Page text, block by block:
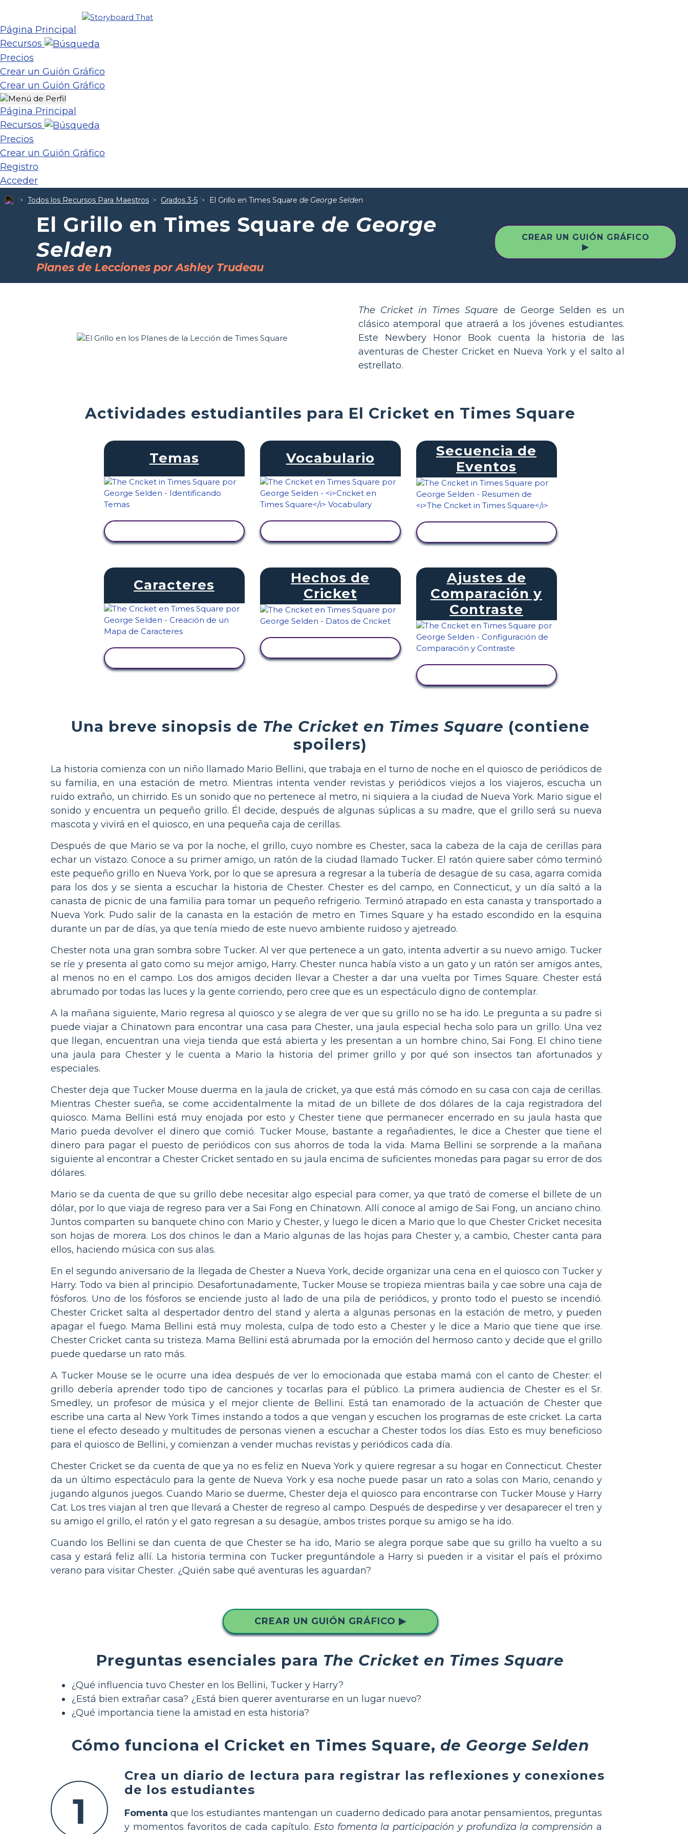
Página Principal
Recursos
Precios
Crear un Guión Gráfico
Crear un Guión Gráfico
Página Principal
Recursos
Precios
Crear un Guión Gráfico
Registro
Acceder
Todos los Recursos Para Maestros Grados 3-5 El Grillo en Times Square de George Selden
El Grillo en Times Square de George
Selden
Planes de Lecciones por Ashley Trudeau
CREAR UN GUIÓN GRÁFICO
▶
The Cricket in Times Square de George Selden es un
clásico atemporal que atraerá a los jóvenes estudiantes.
Este Newbery Honor Book cuenta la historia de las
aventuras de Chester Cricket en Nueva York y el salto al
estrellato.
Actividades estudiantiles para El Cricket en Times Square
Temas Vocabulario
Secuencia de
Eventos
Caracteres
Hechos de
Cricket
Ajustes de
Comparación y
Contraste
Una breve sinopsis de The Cricket en Times Square (contiene
spoilers)
La historia comienza con un niño llamado Mario Bellini, que trabaja en el turno de noche en el quiosco de periódicos de
su familia, en una estación de metro. Mientras intenta vender revistas y periódicos viejos a los viajeros, escucha un
ruido extraño, un chirrido. Es un sonido que no pertenece al metro, ni siquiera a la ciudad de Nueva York. Mario sigue el
sonido y encuentra un pequeño grillo. Él decide, después de algunas súplicas a su madre, que el grillo será su nueva
mascota y vivirá en el quiosco, en una pequeña caja de cerillas.
Después de que Mario se va por la noche, el grillo, cuyo nombre es Chester, saca la cabeza de la caja de cerillas para
echar un vistazo. Conoce a su primer amigo, un ratón de la ciudad llamado Tucker. El ratón quiere saber cómo terminó
este pequeño grillo en Nueva York, por lo que se apresura a regresar a la tubería de desagüe de su casa, agarra comida
para los dos y se sienta a escuchar la historia de Chester. Chester es del campo, en Connecticut, y un día saltó a la
canasta de picnic de una familia para tomar un pequeño refrigerio. Terminó atrapado en esta canasta y transportado a
Nueva York. Pudo salir de la canasta en la estación de metro en Times Square y ha estado escondido en la esquina
durante un par de días, ya que tenía miedo de este nuevo ambiente ruidoso y ajetreado.
Chester nota una gran sombra sobre Tucker. Al ver que pertenece a un gato, intenta advertir a su nuevo amigo. Tucker
se ríe y presenta al gato como su mejor amigo, Harry. Chester nunca había visto a un gato y un ratón ser amigos antes,
al menos no en el campo. Los dos amigos deciden llevar a Chester a dar una vuelta por Times Square. Chester está
abrumado por todas las luces y la gente corriendo, pero cree que es un espectáculo digno de contemplar.
A la mañana siguiente, Mario regresa al quiosco y se alegra de ver que su grillo no se ha ido. Le pregunta a su padre si
puede viajar a Chinatown para encontrar una casa para Chester, una jaula especial hecha solo para un grillo. Una vez
que llegan, encuentran una vieja tienda que está abierta y les presentan a un hombre chino, Sai Fong. El chino tiene
una jaula para Chester y le cuenta a Mario la historia del primer grillo y por qué son insectos tan afortunados y
especiales.
Chester deja que Tucker Mouse duerma en la jaula de cricket, ya que está más cómodo en su casa con caja de cerillas.
Mientras Chester sueña, se come accidentalmente la mitad de un billete de dos dólares de la caja registradora del
quiosco. Mama Bellini está muy enojada por esto y Chester tiene que permanecer encerrado en su jaula hasta que
Mario pueda devolver el dinero que comió. Tucker Mouse, bastante a regañadientes, le dice a Chester que tiene el
dinero para pagar el puesto de periódicos con sus ahorros de toda la vida. Mama Bellini se sorprende a la mañana
siguiente al encontrar a Chester Cricket sentado en su jaula encima de suficientes monedas para pagar su error de dos
dólares.
Mario se da cuenta de que su grillo debe necesitar algo especial para comer, ya que trató de comerse el billete de un
dólar, por lo que viaja de regreso para ver a Sai Fong en Chinatown. Allí conoce al amigo de Sai Fong, un anciano chino.
Juntos comparten su banquete chino con Mario y Chester, y luego le dicen a Mario que lo que Chester Cricket necesita
son hojas de morera. Los dos chinos le dan a Mario algunas de las hojas para Chester y, a cambio, Chester canta para
ellos, haciendo música con sus alas.
En el segundo aniversario de la llegada de Chester a Nueva York, decide organizar una cena en el quiosco con Tucker y
Harry. Todo va bien al principio. Desafortunadamente, Tucker Mouse se tropieza mientras baila y cae sobre una caja de
fósforos. Uno de los fósforos se enciende justo al lado de una pila de periódicos, y pronto todo el puesto se incendió.
Chester Cricket salta al despertador dentro del stand y alerta a algunas personas en la estación de metro, y pueden
apagar el fuego. Mama Bellini está muy molesta, culpa de todo esto a Chester y le dice a Mario que tiene que irse.
Chester Cricket canta su tristeza. Mama Bellini está abrumada por la emoción del hermoso canto y decide que el grillo
puede quedarse un rato más.
A Tucker Mouse se le ocurre una idea después de ver lo emocionada que estaba mamá con el canto de Chester: el
grillo debería aprender todo tipo de canciones y tocarlas para el público. La primera audiencia de Chester es el Sr.
Smedley, un profesor de música y el mejor cliente de Bellini. Está tan enamorado de la actuación de Chester que
escribe una carta al New York Times instando a todos a que vengan y escuchen los programas de este cricket. La carta
tiene el efecto deseado y multitudes de personas vienen a escuchar a Chester todos los días. Esto es muy beneficioso
para el quiosco de Bellini, y comienzan a vender muchas revistas y periódicos cada día.
Chester Cricket se da cuenta de que ya no es feliz en Nueva York y quiere regresar a su hogar en Connecticut. Chester
da un último espectáculo para la gente de Nueva York y esa noche puede pasar un rato a solas con Mario, cenando y
jugando algunos juegos. Cuando Mario se duerme, Chester deja el quiosco para encontrarse con Tucker Mouse y Harry
Cat. Los tres viajan al tren que llevará a Chester de regreso al campo. Después de despedirse y ver desaparecer el tren y
su amigo el grillo, el ratón y el gato regresan a su desagüe, ambos tristes porque su amigo se ha ido.
Cuando los Bellini se dan cuenta de que Chester se ha ido, Mario se alegra porque sabe que su grillo ha vuelto a su
casa y estará feliz allí. La historia termina con Tucker preguntándole a Harry si pueden ir a visitar el país el próximo
verano para visitar Chester. ¿Quién sabe qué aventuras les aguardan?
CREAR UN GUIÓN GRÁFICO ▶
Preguntas esenciales para The Cricket en Times Square
¿Qué influencia tuvo Chester en los Bellini, Tucker y Harry?
¿Está bien extrañar casa? ¿Está bien querer aventurarse en un lugar nuevo?
¿Qué importancia tiene la amistad en esta historia?
Cómo funciona el Cricket en Times Square, de George Selden
1
Crea un diario de lectura para registrar las reflexiones y conexiones
de los estudiantes
Fomenta que los estudiantes mantengan un cuaderno dedicado para anotar pensamientos, preguntas
y momentos favoritos de cada capítulo. Esto fomenta la participación y profundiza la comprensión a